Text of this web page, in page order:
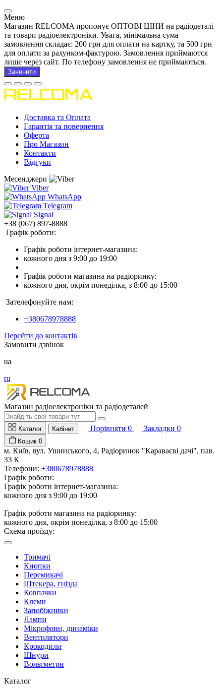
Меню
Магазин RELCOMA пропонує ОПТОВІ ЦІНИ на радіодеталі
та товари радіоелектроніки. Увага, мінімальна сума
замовлення складає: 200 грн для оплати на картку, та 500 грн
для оплати за рахунком-фактурою. Замовлення приймаются
лише через сайт. По телефону замовлення не приймаються.
Зачинити
Доставка та Оплата
Гарантія та повернення
Оферта
Про Магазин
Контакти
Відгуки
Месенджери
Viber
WhatsApp
Telegram
Signal
+38 (067) 897-8888
Графік роботи:
Графік роботи інтернет-магазина:
кожного дня з 9:00 до 19:00
Графік роботи магазина на радіоринку:
кожного дня, окрім понеділка, з 8:00 до 15:00
Зателефонуйте нам:
+380678978888
Перейти до контактів
Замовити дзвінок
ua
ru
Магазин радіоелектроніки та радіодеталей
Каталог Кабінет Порівняти 0 Закладки 0
Кошик 0
м. Київ, вул. Ушинського, 4, Радіоринок "Караваєві дачі", пав.
33 К
Телефони: +380678978888
Графік роботи:
Графік роботи інтернет-магазина:
кожного дня з 9:00 до 19:00
Графік роботи магазина на радіоринку:
кожного дня, окрім понеділка, з 8:00 до 15:00
Схема проїзду:
Тримачі
Кнопки
Перемикачі
Штекера, гнізда
Ковпачки
Клеми
Запобіжники
Лампи
Мікрофони, динаміки
Вентилятори
Крокодили
Шнури
Вольтметри
Каталог